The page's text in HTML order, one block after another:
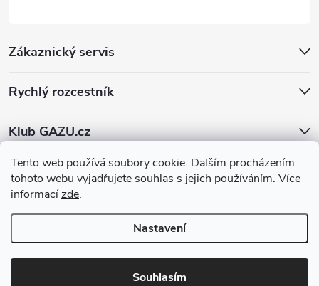
Tento web používá soubory cookie. Dalším procházením
tohoto webu vyjadřujete souhlas s jejich používáním. Více
informacízde.
Nastavení
Souhlasím
Zákaznický servis
Rychlý rozcestník
Klub GAZU.cz
Copyright 2026GAZU.cz | moderní koberce. Všechna práva vyhrazena.